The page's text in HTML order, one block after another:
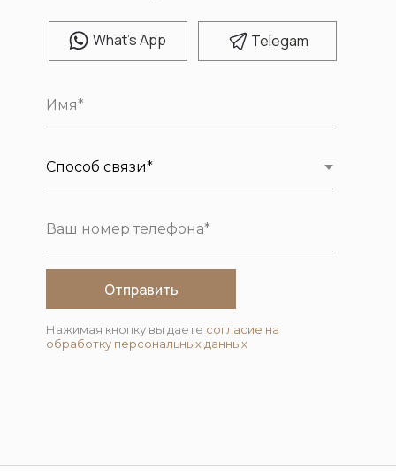
What's App Telegam
Отправить
Нажимая кнопку вы даете согласие на
обработку персональных данных